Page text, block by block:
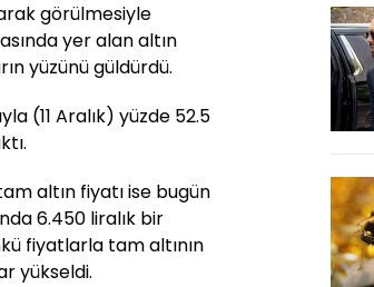
görülmesiyle
yer alan altın
yüzünü güldürdü.
(11 Aralık) yüzde 52.5
altın fiyatı ise bugün
6.450 liralık bir
fiyatlarla tam altının
yükseldi.